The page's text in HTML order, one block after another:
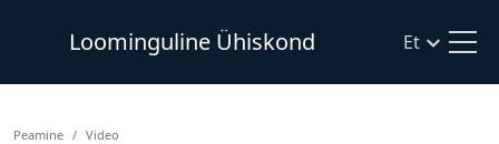
Loominguline Ühiskond Et
Рeamine Video